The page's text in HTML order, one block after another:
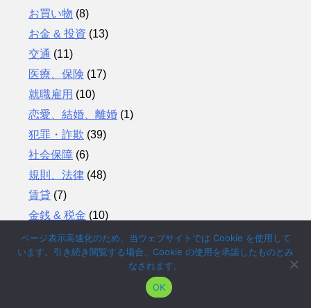
お買い物 (8)
お金 & 投資 (13)
交通 (11)
医療、保険 (17)
就職雇用 (10)
恋愛、結婚、離婚 (1)
犯罪・詐欺 (39)
社会保障 (6)
規則、法律 (48)
賃貸 (7)
金銭 & 税金 (10)
電気、ガス(4)
ページ表示高速化のため、当ウェブサイトでは Cookie を使用して
います。引き続き閲覧する場合、Cookie の使用を承諾したものとみ
なされます。
OK